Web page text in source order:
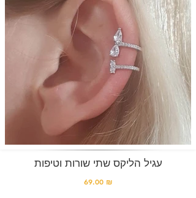
עגיל הליקס שתי שורות וטיפות
69.00 ₪